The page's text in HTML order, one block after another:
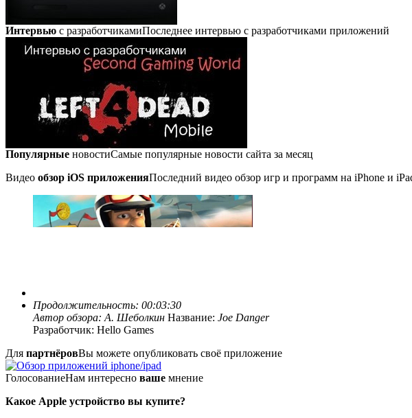
Интервью с разработчикамиПоследнее интервью с разработчиками приложений
Популярные новостиСамые популярные новости сайта за месяц
Видео обзор iOS приложенияПоследний видео обзор игр и программ на iPhone и
Продолжительность: 00:03:30
Автор обзора: А. Шеболкин Название: Joe Danger
Разработчик: Hello Games
Для партнёровВы можете опубликовать своё приложение
ГолосованиеНам интересно ваше мнение
Какое Apple устройство вы купите?